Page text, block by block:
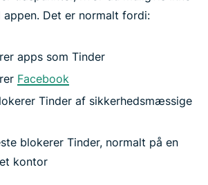
Det er normalt fordi:
apps som Tinder
Facebook
Tinder af sikkerhedsmæssige
blokerer Tinder, normalt på en
kontor